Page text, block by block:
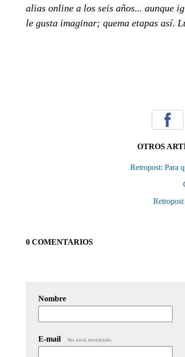
alias online a los seis años... aunque
le gusta imaginar; quema etapas así.
OTROS
Retropost: Para
0 COMENTARIOS
Nombre
E-mail No será mostrado.